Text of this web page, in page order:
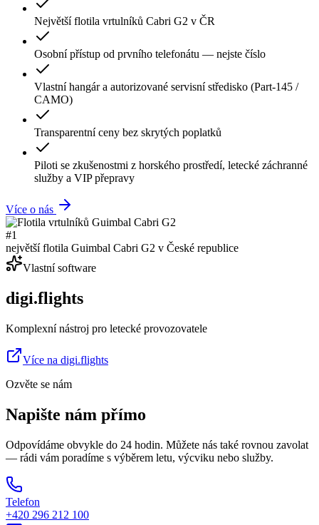
Největší flotila vrtulníků Cabri G2 v ČR
Osobní přístup od prvního telefonátu — nejste číslo
Vlastní hangár a autorizované servisní středisko (Part-145 /
CAMO)
Transparentní ceny bez skrytých poplatků
Piloti se zkušenostmi z horského prostředí, letecké záchranné
služby a VIP přepravy
Více o nás
#1
největší flotila Guimbal Cabri G2 v České republice
Vlastní software
digi.flights
Komplexní nástroj pro letecké provozovatele
Více na digi.flights
Ozvěte se nám
Napište nám přímo
Odpovídáme obvykle do 24 hodin. Můžete nás také rovnou zavolat
— rádi vám poradíme s výběrem letu, výcviku nebo služby.
Telefon
+420 296 212 100